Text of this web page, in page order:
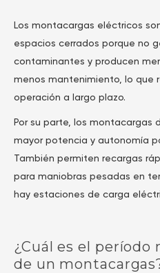
Los montacargas eléctricos
espacios cerrados porque no
contaminantes y producen
menos mantenimiento, lo que
operación a largo plazo.
Por su parte, los montacargas
mayor potencia y autonomía
También permiten recargas
para maniobras pesadas en
hay estaciones de carga
¿Cuál es el
de un